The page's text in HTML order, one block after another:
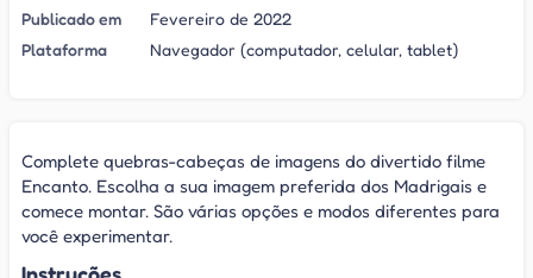
Publicado em
Fevereiro de 2022
Plataforma
Navegador (computador, celular, tablet)
Complete quebras-cabeças de imagens do divertido filme
Encanto. Escolha a sua imagem preferida dos Madrigais e
comece montar. São várias opções e modos diferentes para
você experimentar.
Instruções